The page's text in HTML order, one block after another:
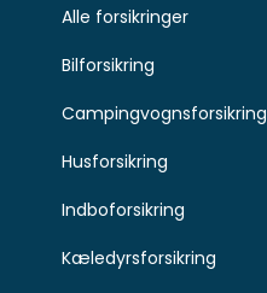
Alle forsikringer
Bilforsikring
Campingvognsforsikring
Husforsikring
Indboforsikring
Kæledyrsforsikring